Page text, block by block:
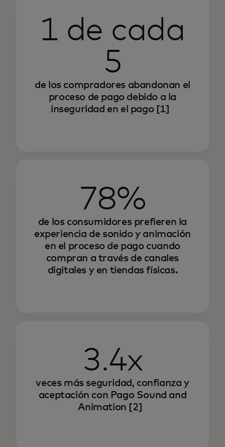
1 de cada
5
de los compradores abandonan el
proceso de pago debido a la
inseguridad en el pago [1]
78%
de los consumidores prefieren la
experiencia de sonido y animación
en el proceso de pago cuando
compran a través de canales
digitales y en tiendas físicas.
3.4x
veces más seguridad, confianza y
aceptación con Pago Sound and
Animation [2]